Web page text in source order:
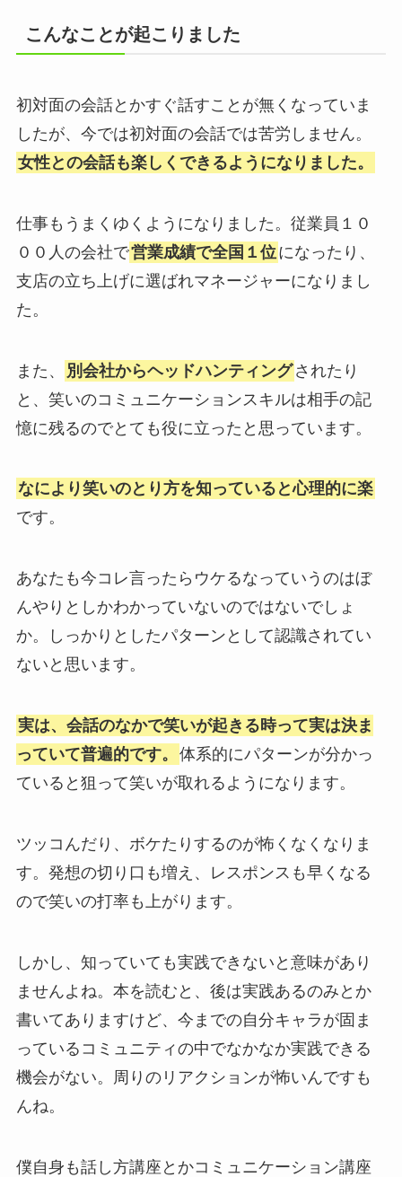
こんなことが起こりました
初対面の会話とかすぐ話すことが無くなっていま
したが、今では初対面の会話では苦労しません。
女性との会話も楽しくできるようになりました。
仕事もうまくゆくようになりました。従業員１０
００人の会社で営業成績で全国１位 になったり、
支店の立ち上げに選ばれマネージャーになりまし
た。
また、 別会社からヘッドハンティング されたり
と、笑いのコミュニケーションスキルは相手の記
憶に残るのでとても役に立ったと思っています。
なにより笑いのとり方を知っていると心理的に楽
です。
あなたも今コレ言ったらウケるなっていうのはぼ
んやりとしかわかっていないのではないでしょ
か。しっかりとしたパターンとして認識されてい
ないと思います。
実は、会話のなかで笑いが起きる時って実は決ま
っていて普遍的です。
体系的にパターンが分かっ
ていると狙って笑いが取れるようになります。
ツッコんだり、ボケたりするのが怖くなくなりま
す。発想の切り口も増え、レスポンスも早くなる
ので笑いの打率も上がります。
しかし、知っていても実践できないと意味があり
ませんよね。本を読むと、後は実践あるのみとか
書いてありますけど、今までの自分キャラが固ま
っているコミュニティの中でなかなか実践できる
機会がない。周りのリアクションが怖いんですも
んね。
僕自身も話し方講座とかコミュニケーション講座